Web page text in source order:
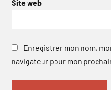
Site web
Enregistrer mon nom,
navigateur pour mon